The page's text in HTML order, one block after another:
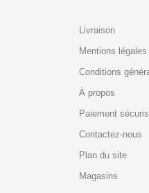
Livraison
Mentions légales
Conditions
À propos
Paiement
Contactez-nous
Plan du site
Magasins